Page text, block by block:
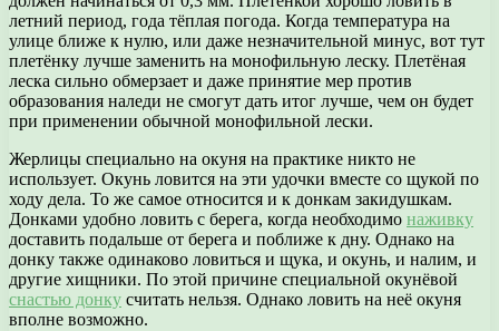
летний период, года тёплая погода. Когда температура на
улице ближе к нулю, или даже незначительной минус, вот тут
плетёнку лучше заменить на монофильную леску. Плетёная
леска сильно обмерзает и даже принятие мер против
образования наледи не смогут дать итог лучше, чем он будет
при применении обычной монофильной лески.
Жерлицы специально на окуня на практике никто не
использует. Окунь ловится на эти удочки вместе со щукой по
ходу дела. То же самое относится и к донкам закидушкам.
Донками удобно ловить с берега, когда необходимо наживку
доставить подальше от берега и поближе к дну. Однако на
донку также одинаково ловиться и щука, и окунь, и налим, и
другие хищники. По этой причине специальной окунёвой
снастью донку считать нельзя. Однако ловить на неё окуня
вполне возможно.